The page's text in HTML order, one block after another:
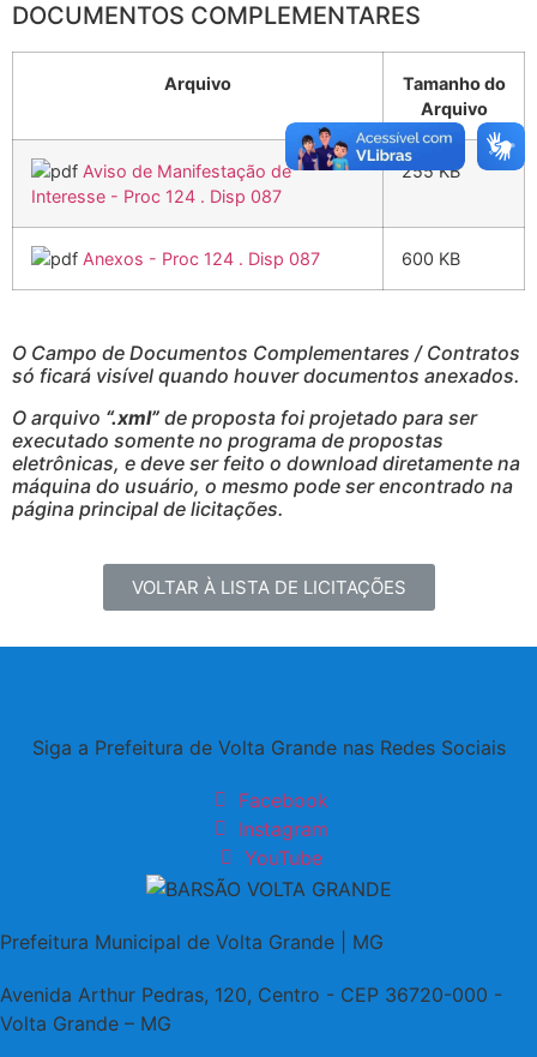
DOCUMENTOS COMPLEMENTARES
Arquivo
Tamanho do
Arquivo
Aviso de Manifestação de
Interesse - Proc 124 . Disp 087
255 KB
Anexos - Proc 124 . Disp 087 600 KB
O Campo de Documentos Complementares / Contratos
só ficará visível quando houver documentos anexados.
O arquivo “.xml” de proposta foi projetado para ser
executado somente no programa de propostas
eletrônicas, e deve ser feito o download diretamente na
máquina do usuário, o mesmo pode ser encontrado na
página principal de licitações.
VOLTAR À LISTA DE LICITAÇÕES
Siga a Prefeitura de Volta Grande nas Redes Sociais
Facebook
Instagram
YouTube
Prefeitura Municipal de Volta Grande | MG
Avenida Arthur Pedras, 120, Centro - CEP 36720-000 -
Volta Grande – MG